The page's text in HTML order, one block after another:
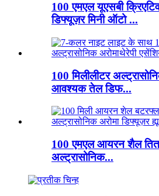
100 एमएल यूएसबी
डिफ्यूज़र मिनी ऑटो ...
100 मिलीलीटर
आवश्यक तेल डिफ...
100 एमएल आयरन शैल
अल्ट्रासोनिक...